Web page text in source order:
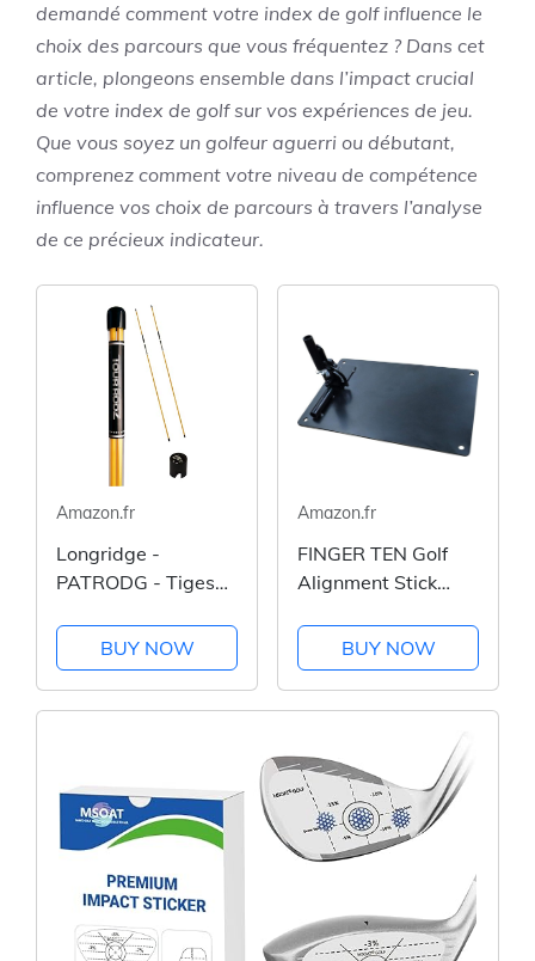
demandé comment votre index de golf influence le
choix des parcours que vous fréquentez ? Dans cet
article, plongeons ensemble dans l’impact crucial
de votre index de golf sur vos expériences de jeu.
Que vous soyez un golfeur aguerri ou débutant,
comprenez comment votre niveau de compétence
influence vos choix de parcours à travers l’analyse
de ce précieux indicateur.
Amazon.fr
Longridge -
PATRODG - Tiges
golf Tour Rodz
mixte adulte
BUY NOW
Amazon.fr
FINGER TEN Golf
Alignment Stick
Équipement
d'entraînement
avec 2 Connecteurs
Visant Putting
Entraîneur
Entraîneur
Équipement...
BUY NOW